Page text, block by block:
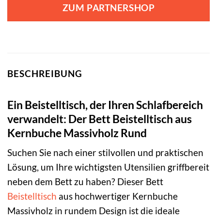
ZUM PARTNERSHOP
BESCHREIBUNG
Ein Beistelltisch, der Ihren Schlafbereich
verwandelt: Der Bett Beistelltisch aus
Kernbuche Massivholz Rund
Suchen Sie nach einer stilvollen und praktischen
Lösung, um Ihre wichtigsten Utensilien griffbereit
neben dem Bett zu haben? Dieser Bett
Beistelltisch aus hochwertiger Kernbuche
Massivholz in rundem Design ist die ideale